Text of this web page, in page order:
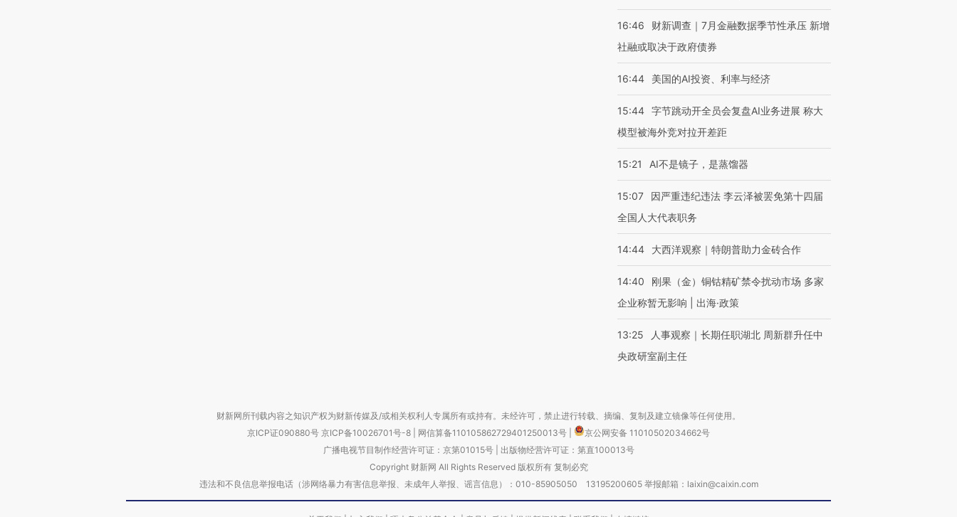
16:46
财新调查｜7月金融数据季节性承压 新增
社融或取决于政府债券
16:44 美国的AI投资、利率与经济
15:44 字节跳动开全员会复盘AI业务进展 称大
模型被海外竞对拉开差距
15:21 AI不是镜子，是蒸馏器
15:07
因严重违纪违法 李云泽被罢免第十四届
全国人大代表职务
14:44 大西洋观察｜特朗普助力金砖合作
14:40
刚果（金）铜钴精矿禁令扰动市场 多家
企业称暂无影响 | 出海·政策
13:25
人事观察｜长期任职湖北 周新群升任中
央政研室副主任
财新网所刊载内容之知识产权为财新传媒及/或相关权利人专属所有或持有。未经许可，禁止进行转载、摘编、复制及建立镜像等任何使用。
京ICP证090880号 京ICP备10026701号-8 网信算备110105862729401250013号
京公网安备 11010502034662号
广播电视节目制作经营许可证：京第01015号| 出版物经营许可证：第直100013号
Copyright 财新网 All Rights Reserved 版权所有 复制必究
违法和不良信息举报电话（涉网络暴力有害信息举报、未成年人举报、谣言信息）：010-85905050 13195200605 举报邮箱：laixin@caixin.com